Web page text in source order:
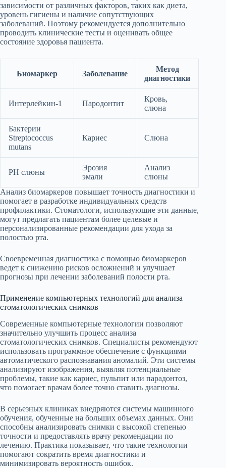
зависимости от различных факторов, таких как диета,
уровень гигиены и наличие сопутствующих
заболеваний. Поэтому рекомендуется дополнительно
проводить клинические тесты и оценивать общее
состояние здоровья пациента.
Биомаркер Заболевание
Метод
диагностики
Интерлейкин-1 Пародонтит
Кровь,
слюна
Бактерии
Streptococcus
mutans
Кариес Слюна
РН слюны
Эрозия
эмали
Анализ
слюны
Анализ биомаркеров повышает точность диагностики и
помогает в разработке индивидуальных средств
профилактики. Стоматологи, использующие эти данные,
могут предлагать пациентам более целевые и
персонализированные рекомендации для ухода за
полостью рта.
Своевременная диагностика с помощью биомаркеров
ведет к снижению рисков осложнений и улучшает
прогнозы при лечении заболеваний полости рта.
Применение компьютерных технологий для анализа
стоматологических снимков
Современные компьютерные технологии позволяют
значительно улучшить процесс анализа
стоматологических снимков. Специалисты рекомендуют
использовать программное обеспечение с функциями
автоматического распознавания аномалий. Эти системы
анализируют изображения, выявляя потенциальные
проблемы, такие как кариес, пульпит или парадонтоз,
что помогает врачам более точно ставить диагнозы.
В серьезных клиниках внедряются системы машинного
обучения, обученные на больших объемах данных. Они
способны анализировать снимки с высокой степенью
точности и предоставлять врачу рекомендации по
лечению. Практика показывает, что такие технологии
помогают сократить время диагностики и
минимизировать вероятность ошибок.